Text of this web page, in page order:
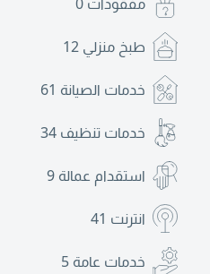
طبخ منزلي 12
خدمات الصيانة 61
خدمات تنظيف 34
استقدام عمالة 9
انترنت 41
خدمات عامة 5